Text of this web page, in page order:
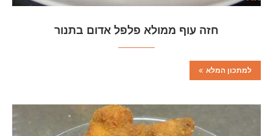
חזה עוף ממולא פלפל אדום בתנור
למתכון המלא